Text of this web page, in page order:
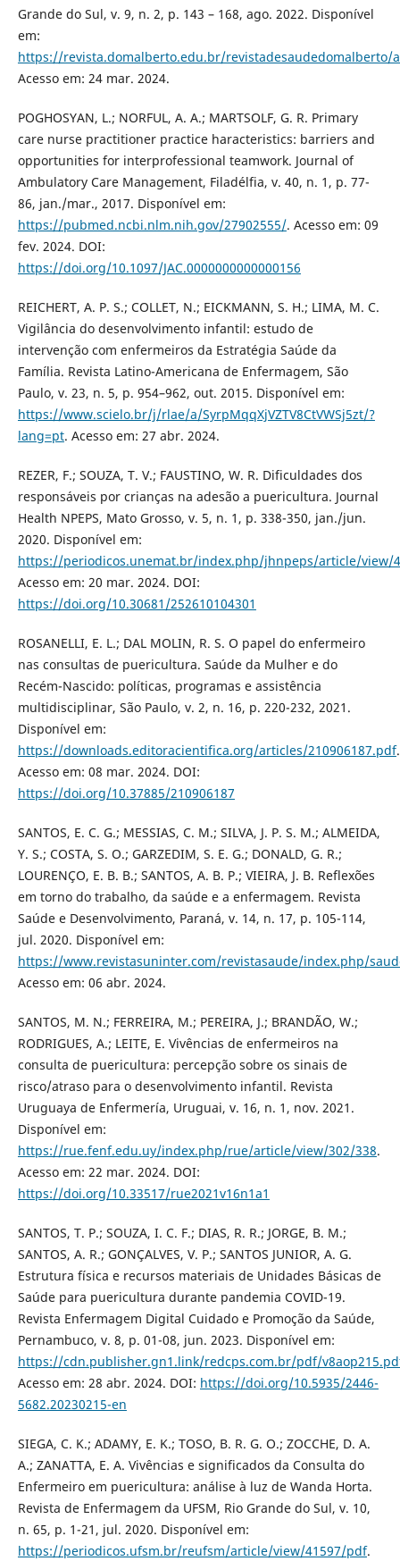
Grande do Sul, v. 9, n. 2, p. 143 – 168, ago. 2022. Disponível
em:
https://revista.domalberto.edu.br/revistadesaudedomalberto/
Acesso em: 24 mar. 2024.
POGHOSYAN, L.; NORFUL, A. A.; MARTSOLF, G. R. Primary
care nurse practitioner practice haracteristics: barriers and
opportunities for interprofessional teamwork. Journal of
Ambulatory Care Management, Filadélfia, v. 40, n. 1, p. 77-
86, jan./mar., 2017. Disponível em:
https://pubmed.ncbi.nlm.nih.gov/27902555/. Acesso em: 09
fev. 2024. DOI:
https://doi.org/10.1097/JAC.0000000000000156
REICHERT, A. P. S.; COLLET, N.; EICKMANN, S. H.; LIMA, M. C.
Vigilância do desenvolvimento infantil: estudo de
intervenção com enfermeiros da Estratégia Saúde da
Família. Revista Latino-Americana de Enfermagem, São
Paulo, v. 23, n. 5, p. 954–962, out. 2015. Disponível em:
https://www.scielo.br/j/rlae/a/SyrpMqqXjVZTV8CtVWSj5zt/?
lang=pt. Acesso em: 27 abr. 2024.
REZER, F.; SOUZA, T. V.; FAUSTINO, W. R. Dificuldades dos
responsáveis por crianças na adesão a puericultura. Journal
Health NPEPS, Mato Grosso, v. 5, n. 1, p. 338-350, jan./jun.
2020. Disponível em:
https://periodicos.unemat.br/index.php/jhnpeps/article/view/
Acesso em: 20 mar. 2024. DOI:
https://doi.org/10.30681/252610104301
ROSANELLI, E. L.; DAL MOLIN, R. S. O papel do enfermeiro
nas consultas de puericultura. Saúde da Mulher e do
Recém-Nascido: políticas, programas e assistência
multidisciplinar, São Paulo, v. 2, n. 16, p. 220-232, 2021.
Disponível em:
https://downloads.editoracientifica.org/articles/210906187.pdf.
Acesso em: 08 mar. 2024. DOI:
https://doi.org/10.37885/210906187
SANTOS, E. C. G.; MESSIAS, C. M.; SILVA, J. P. S. M.; ALMEIDA,
Y. S.; COSTA, S. O.; GARZEDIM, S. E. G.; DONALD, G. R.;
LOURENÇO, E. B. B.; SANTOS, A. B. P.; VIEIRA, J. B. Reflexões
em torno do trabalho, da saúde e a enfermagem. Revista
Saúde e Desenvolvimento, Paraná, v. 14, n. 17, p. 105-114,
jul. 2020. Disponível em:
https://www.revistasuninter.com/revistasaude/index.php/
Acesso em: 06 abr. 2024.
SANTOS, M. N.; FERREIRA, M.; PEREIRA, J.; BRANDÃO, W.;
RODRIGUES, A.; LEITE, E. Vivências de enfermeiros na
consulta de puericultura: percepção sobre os sinais de
risco/atraso para o desenvolvimento infantil. Revista
Uruguaya de Enfermería, Uruguai, v. 16, n. 1, nov. 2021.
Disponível em:
https://rue.fenf.edu.uy/index.php/rue/article/view/302/338.
Acesso em: 22 mar. 2024. DOI:
https://doi.org/10.33517/rue2021v16n1a1
SANTOS, T. P.; SOUZA, I. C. F.; DIAS, R. R.; JORGE, B. M.;
SANTOS, A. R.; GONÇALVES, V. P.; SANTOS JUNIOR, A. G.
Estrutura física e recursos materiais de Unidades Básicas de
Saúde para puericultura durante pandemia COVID-19.
Revista Enfermagem Digital Cuidado e Promoção da Saúde,
Pernambuco, v. 8, p. 01-08, jun. 2023. Disponível em:
https://cdn.publisher.gn1.link/redcps.com.br/pdf/
Acesso em: 28 abr. 2024. DOI: https://doi.org/10.5935/2446-
5682.20230215-en
SIEGA, C. K.; ADAMY, E. K.; TOSO, B. R. G. O.; ZOCCHE, D. A.
A.; ZANATTA, E. A. Vivências e significados da Consulta do
Enfermeiro em puericultura: análise à luz de Wanda Horta.
Revista de Enfermagem da UFSM, Rio Grande do Sul, v. 10,
n. 65, p. 1-21, jul. 2020. Disponível em:
https://periodicos.ufsm.br/reufsm/article/view/41597/pdf.